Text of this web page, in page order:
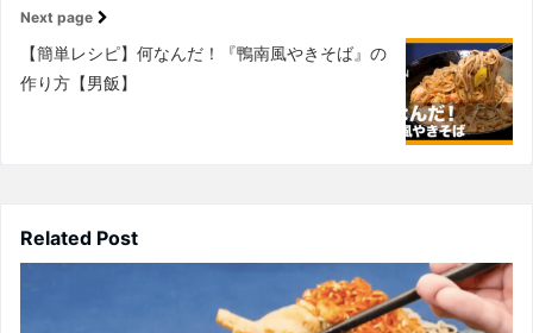
Next page
【簡単レシピ】何なんだ！『鴨南風やきそば』の
作り方【男飯】
Related Post